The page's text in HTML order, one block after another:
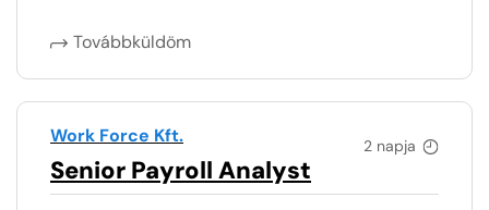
Továbbküldöm
2 napja
Work Force Kft.
Senior Payroll Analyst